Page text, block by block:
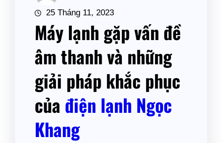
25 Tháng 11, 2023
Máy lạnh gặp vấn đề
âm thanh và những
giải pháp khắc phục
của điện lạnh Ngọc
Khang